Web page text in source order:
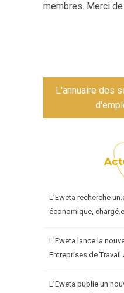
membres. Merci
L'annuaire des
L’Eweta recherche
économique,
L’Eweta lance la
Entreprises de
L’Eweta publie un